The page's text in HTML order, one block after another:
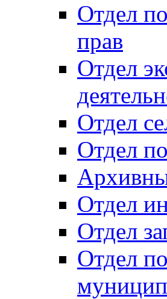
Отдел
прав
Отдел
Отдел
Отдел
Отдел
Отдел
Отдел